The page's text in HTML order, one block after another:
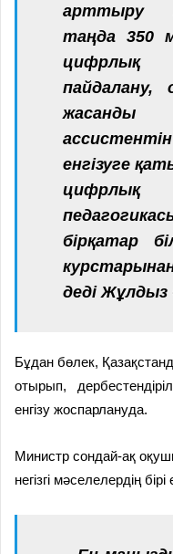
арттыру
таңда 350
цифрлық
пайдалану,
жасанды
енгізуге
цифрлық
бірқатар
деді Жұлдыз
Бұдан бөлек,
отырып,
енгізу жоспарлануда.
Министр сондай-ақ
негізгі мәселелердің бірі